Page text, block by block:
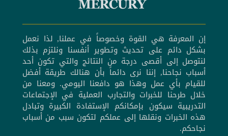
إن المعرفة هي القوة وخصوصاً في عملنا, لذا نعمل
بشكل دائم على تحديث وتطوير أنفسنا ونلتزم بذلك
لنتوصل إلى أقصى درجة من النتائج والتي تكون أحد
أسباب نجاحنا, إننا نرى دائماً بأن هنالك طريقة أفضل
للقيام بأي عمل وهذا هو دافعنا اليومي. ومعنا من
خلال طرحنا للخبرات والتجارب العملية في الإجتماعات
التدريبية سيكون بإمكانكم الإستفادة الكبيرة وتبادل
هذه الخبرات ونقلها إلى عملكم لتكون سبب من أسباب
نجاحكم.